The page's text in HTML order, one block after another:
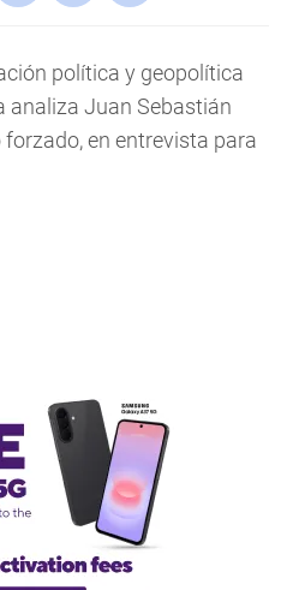
política y geopolítica
analiza Juan Sebastián
en entrevista para